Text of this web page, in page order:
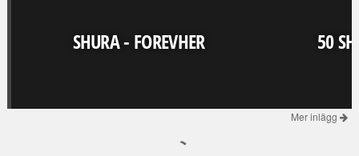
SHURA - FOREVHER 50
Mer inlägg